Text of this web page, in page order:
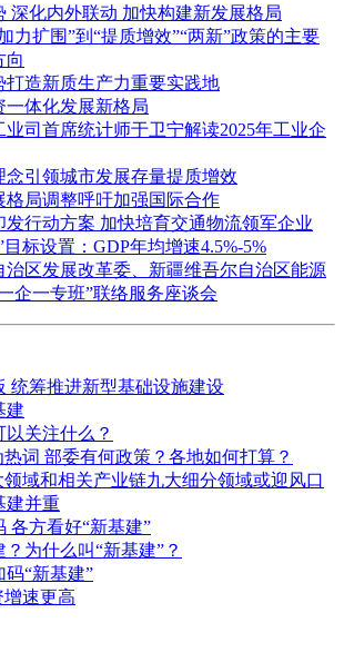
深化内外联动 加快构建新发展格局
力扩围”到“提质增效”“两新”政策的主要
向
打造新质生产力重要实践地
一体化发展新格局
业司首席统计师于卫宁解读2025年工业企
念引领城市发展存量提质增效
格局调整呼吁加强国际合作
发行动方案 加快培育交通物流领军企业
标设置：GDP年均增速4.5%-5%
治区发展改革委、新疆维吾尔自治区能源
企一专班”联络服务座谈会
统筹推进新型基础设施建设
建
关注什么？
热词 部委有何政策？各地如何打算？
领域和相关产业链九大细分领域或迎风口
建并重
各方看好“新基建”
为什么叫“新基建”？
“新基建”
增速更高